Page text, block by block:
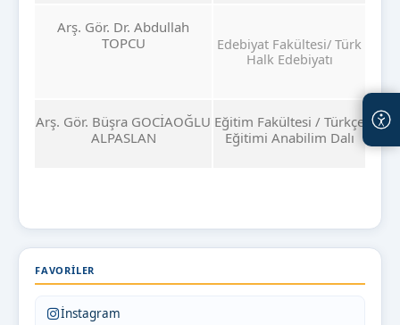
Arş. Gör. Dr. Abdullah
TOPCU
Edebiyat Fakültesi/ Türk
Halk Edebiyatı
Arş. Gör. Büşra GOCİAOĞLU
ALPASLAN
Eğitim Fakültesi / Türkçe
Eğitimi Anabilim Dalı
FAVORILER
İnstagram